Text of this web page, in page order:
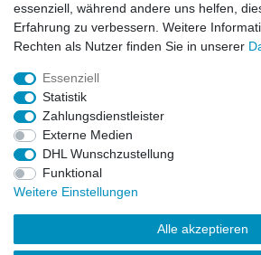
© Copyright 2026 | Alle Rechte
Handelsgesellschaft mbH.
Alle Markennamen, Warenzeichen sowie
und Beschreibungen sind Eigentum Ihrer
Eigentümer und dienen hier nur der
Preise nur für registrierte Händler,
€
LEGO, das LEGO Logo, die Minifigur,
CHIMA, NINJAGO, BIONICLE,
essenziell, während andere uns helfen,
Erfahrung zu verbessern. Weitere
Rechten als Nutzer finden Sie in unserer
Essenziell
Statistik
Zahlungsdienstleister
Externe Medien
DHL Wunschzustellung
Funktional
Weitere Einstellungen
Alle akzeptieren